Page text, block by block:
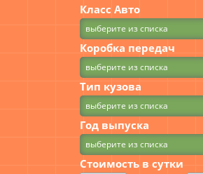
Класс Авто
выберите из списка
Коробка передач
выберите из списка
Тип кузова
выберите из списка
Год выпуска
выберите из списка
Стоимость в сутки